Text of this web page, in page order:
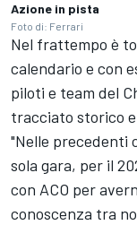
Azione in pista
Foto di: Ferrari
Nel frattempo è
calendario e con
piloti e team del
tracciato storico
"Nelle precedenti
sola gara, per il
con ACO per
conoscenza tra